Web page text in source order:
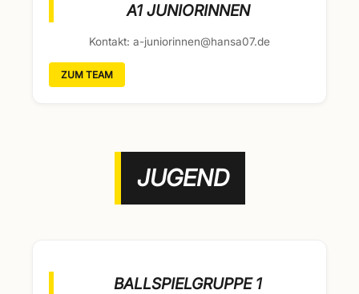
A1 JUNIORINNEN
Kontakt: a-juniorinnen@hansa07.de
ZUM TEAM
JUGEND
BALLSPIELGRUPPE 1